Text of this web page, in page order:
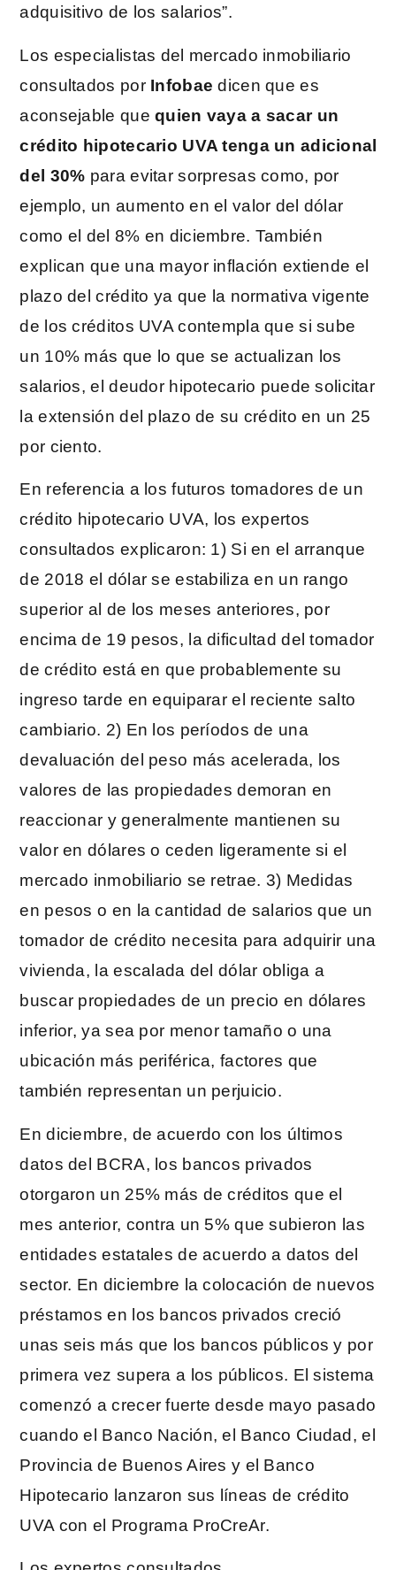
adquisitivo de los salarios”.
Los especialistas del mercado inmobiliario
consultados por Infobae dicen que es
aconsejable quequien vaya a sacar un
crédito hipotecario UVA tenga un adicional
del 30% para evitar sorpresas como, por
ejemplo, un aumento en el valor del dólar
como el del 8% en diciembre. También
explican que una mayor inflación extiende el
plazo del crédito ya que la normativa vigente
de los créditos UVA contempla que si sube
un 10% más que lo que se actualizan los
salarios, el deudor hipotecario puede solicitar
la extensión del plazo de su crédito en un 25
por ciento.
En referencia a los futuros tomadores de un
crédito hipotecario UVA, los expertos
consultados explicaron: 1) Si en el arranque
de 2018 el dólar se estabiliza en un rango
superior al de los meses anteriores, por
encima de 19 pesos, la dificultad del tomador
de crédito está en que probablemente su
ingreso tarde en equiparar el reciente salto
cambiario. 2) En los períodos de una
devaluación del peso más acelerada, los
valores de las propiedades demoran en
reaccionar y generalmente mantienen su
valor en dólares o ceden ligeramente si el
mercado inmobiliario se retrae. 3) Medidas
en pesos o en la cantidad de salarios que un
tomador de crédito necesita para adquirir una
vivienda, la escalada del dólar obliga a
buscar propiedades de un precio en dólares
inferior, ya sea por menor tamaño o una
ubicación más periférica, factores que
también representan un perjuicio.
En diciembre, de acuerdo con los últimos
datos del BCRA, los bancos privados
otorgaron un 25% más de créditos que el
mes anterior, contra un 5% que subieron las
entidades estatales de acuerdo a datos del
sector. En diciembre la colocación de nuevos
préstamos en los bancos privados creció
unas seis más que los bancos públicos y por
primera vez supera a los públicos. El sistema
comenzó a crecer fuerte desde mayo pasado
cuando el Banco Nación, el Banco Ciudad, el
Provincia de Buenos Aires y el Banco
Hipotecario lanzaron sus líneas de crédito
UVA con el Programa ProCreAr.